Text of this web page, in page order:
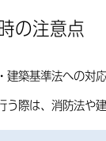
の注意点
建築基準法への対応
う際は、消防法や